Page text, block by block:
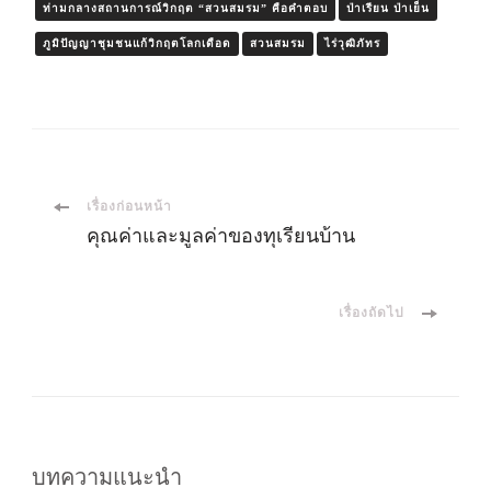
ท่ามกลางสถานการณ์วิกฤต “สวนสมรม” คือคำตอบ ป่าเรียน ป่าเย็น
ภูมิปัญญาชุมชนแก้วิกฤตโลกเดือด สวนสมรม ไร่วุฒิภัทร
เมนูเรื่องก่อนหน้า
คุณค่าและมูลค่าของทุเรียนบ้าน
เรื่องถัดไป
บทความแนะนำ